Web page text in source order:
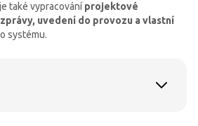
také vypracování projektové
uvedení do provozu a vlastní
systému.